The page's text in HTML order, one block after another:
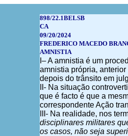
898/22.1BELSB
CA
09/20/2024
FREDERICO MACEDO
AMNISTIA
I– A amnistia é um
amnistia própria,
depois do trânsito em
II- Na situação
que é facto é que a
correspondente Ação
III- Na realidade, nos
disciplinares militares
os casos, não seja